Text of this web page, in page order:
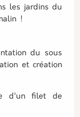
les jardins du
!
du sous
et création
d'un filet de